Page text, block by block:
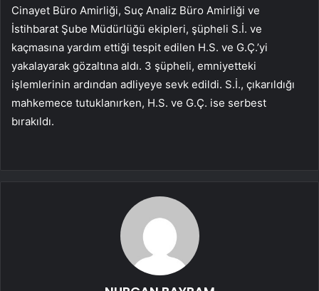
Cinayet Büro Amirliği, Suç Analiz Büro Amirliği ve
İstihbarat Şube Müdürlüğü ekipleri, şüpheli S.İ. ve
kaçmasına yardım ettiği tespit edilen H.S. ve G.Ç.’yi
yakalayarak gözaltına aldı. 3 şüpheli, emniyetteki
işlemlerinin ardından adliyeye sevk edildi. S.İ., çıkarıldığı
mahkemece tutuklanırken, H.S. ve G.Ç. ise serbest
bırakıldı.